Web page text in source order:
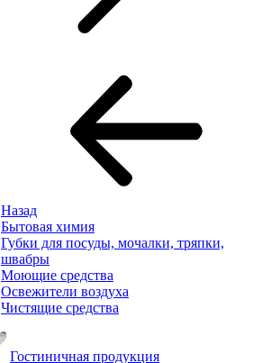
Назад
Бытовая химия
Губки для посуды, мочалки, тряпки,
швабры
Моющие средства
Освежители воздуха
Чистящие средства
Гостиничная продукция